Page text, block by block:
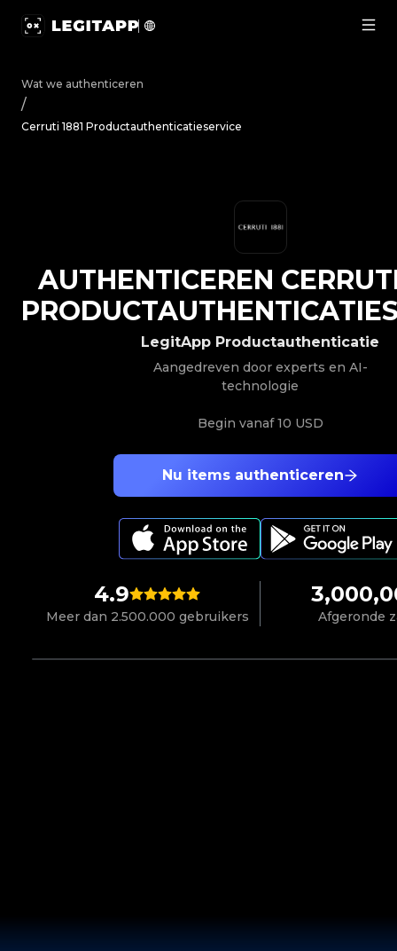
Wat we authenticeren
/
Cerruti 1881 Productauthenticatieservice
4.9
Meer dan 2.500.000 gebruikers Afgeronde
Nu items authenticeren
LegitApp Productauthenticatie
Aangedreven door experts en AI-
technologie
Begin vanaf10 USD
AUTHENTICEREN